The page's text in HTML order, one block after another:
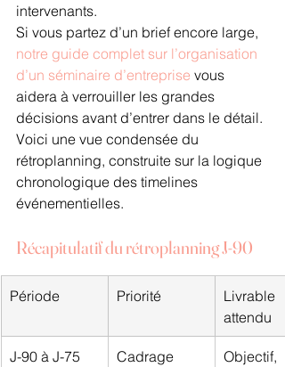
intervenants.
Si vous partez d’un brief encore large,
notre guide complet sur l’organisation
d’un séminaire d’entreprise vous
aidera à verrouiller les grandes
décisions avant d’entrer dans le détail.
Voici une vue condensée du
rétroplanning, construite sur la logique
chronologique des timelines
événementielles.
Récapitulatif du rétroplanning J-90
Période Priorité
Livrable
attendu
J-90 à J-75 Cadrage
Objectif,